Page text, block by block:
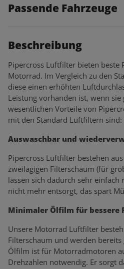
Passende Fahrzeuge
Beschreibung
Pipercross Luftfilter bieten beste
Motorrad. Im Vergleich zu den
diese einen erhöhten
Leistung vorhanden ist, wenn
wesentlichen Vorteile von
mit den Standard Luftfiltern sind:
Auswaschbar und
Pipercross Luftfilter bestehen
zweilagigen Filterschaum (für
lassen sich dadurch sehr
nicht mehr entsorgt, das spart
Minimaler Ölfilm für bessere
Unsere Motorrad Luftfilter
Filterschaum und werden
Ölfilm ist für Motorradmotoren
Drehzahlen notwendig. Er sorgt